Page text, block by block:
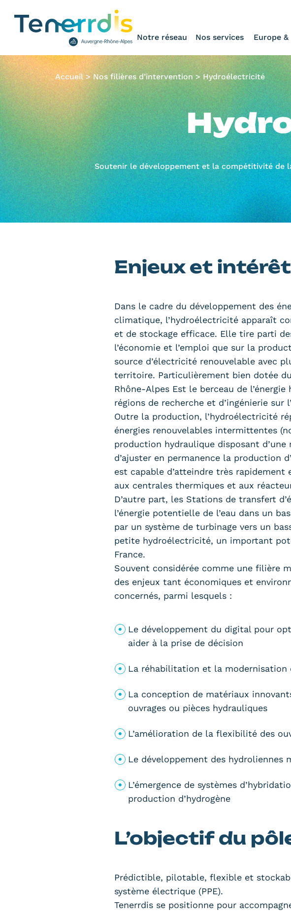
Notre réseau Nos services Europe
Accueil>Nos filières d’intervention> Hydroélectricité
Soutenir le développement et la compétitivité de
Enjeux et
Dans le cadre du développement des
climatique, l’hydroélectricité apparaît
et de stockage efficace. Elle tire parti
l’économie et l’emploi que sur la
source d’électricité renouvelable avec
territoire. Particulièrement bien dotée
Rhône-Alpes Est le berceau de
régions de recherche et d’ingénierie sur
Outre la production, l’hydroélectricité
énergies renouvelables intermittentes
production hydraulique disposant d’une
d’ajuster en permanence la production
est capable d’atteindre très
aux centrales thermiques et aux
D’autre part, les Stations de transfert
l’énergie potentielle de l’eau dans un
par un système de turbinage vers un
petite hydroélectricité, un important
France.
Souvent considérée comme une filière
des enjeux tant économiques et
concernés, parmi lesquels :
Le développement du digital pour
aider à la prise de décision
La réhabilitation et la modernisation
La conception de matériaux
ouvrages ou pièces hydrauliques
L’amélioration de la flexibilité des
Le développement des hydroliennes
L’émergence de systèmes
production d’hydrogène
L’objectif du
Prédictible, pilotable, flexible et
système électrique (PPE).
Tenerrdis se positionne pour